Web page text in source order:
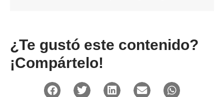
¿Te gustó este contenido?
¡Compártelo!